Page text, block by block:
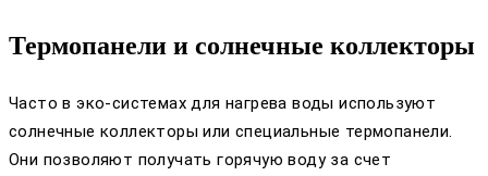
Термопанели и солнечные коллекторы
Часто в эко-системах для нагрева воды используют
солнечные коллекторы или специальные термопанели.
Они позволяют получать горячую воду за счет